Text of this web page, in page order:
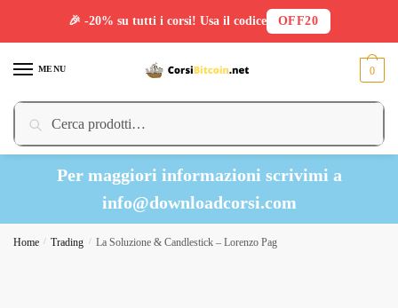
MENU
Cerca:
Cerca
0
Per maggiori informazioni scrivimi a
info@downloadcorsi.com
Home / Trading / La Soluzione & Candlestick – Lorenzo Pag
🎉 -20% su tutti i corsi! Usa il codice OFF20